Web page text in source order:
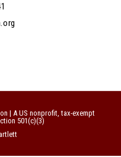
| A US nonprofit, tax-exempt
501(c)(3)